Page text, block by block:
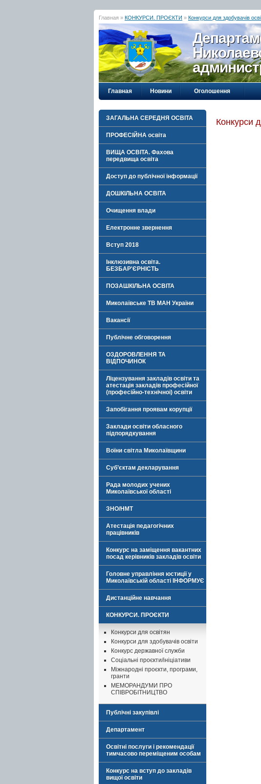
Главная » КОНКУРСИ. ПРОЄКТИ » Конкурси для здобувачів
Главная Новини Оголошення
ЗАГАЛЬНА СЕРЕДНЯ ОСВІТА
ПРОФЕСІЙНА освіта
ВИЩА ОСВІТА. Фахова
передвища освіта
Доступ до публічної інформації
ДОШКІЛЬНА ОСВІТА
Очищення влади
Електронне звернення
Вступ 2018
Інклюзивна освіта.
БЕЗБАР'ЄРНІСТЬ
ПОЗАШКІЛЬНА ОСВІТА
Миколаївське ТВ МАН України
Вакансії
Публічне обговорення
ОЗДОРОВЛЕННЯ ТА
ВІДПОЧИНОК
Ліцензування закладів освіти та
атестація закладів професійної
(професійно-технічної) освіти
Запобігання проявам корупції
Заклади освіти обласного
підпорядкування
Воїни світла Миколаївщини
Суб’єктам декларування
Рада молодих учених
Миколаївської області
ЗНО/НМТ
Атестація педагогічних
працівників
Конкурс на заміщення вакантних
посад керівників закладів освіти
Головне управління юстиції у
Миколаївській області ІНФОРМУЄ
Дистанційне навчання
КОНКУРСИ. ПРОЄКТИ
Конкурси для освітян
Конкурси для здобувачів освіти
Конкурс державної служби
Соціальні проєкти/ініціативи
Міжнародні проєкти, програми,
гранти
МЕМОРАНДУМИ ПРО
СПІВРОБІТНИЦТВО
Публічні закупівлі
Департамент
Освітні послуги і рекомендації
тимчасово переміщеним особам
Конкурс на вступ до закладів
вищої освіти
Конкурси